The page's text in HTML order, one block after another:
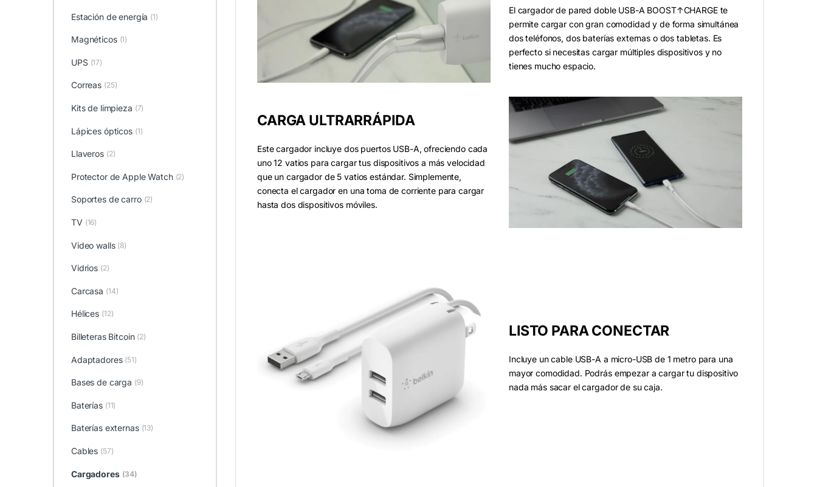
El cargador de pared doble USB-A BOOST↑CHARGE te
permite cargar con gran comodidad y de forma simultánea
dos teléfonos, dos baterías externas o dos tabletas. Es
perfecto si necesitas cargar múltiples dispositivos y no
tienes mucho espacio.
CARGA ULTRARRÁPIDA
Este cargador incluye dos puertos USB-A, ofreciendo cada
uno 12 vatios para cargar tus dispositivos a más velocidad
que un cargador de 5 vatios estándar. Simplemente,
conecta el cargador en una toma de corriente para cargar
hasta dos dispositivos móviles.
LISTO PARA CONECTAR
Incluye un cable USB-A a micro-USB de 1 metro para una
mayor comodidad. Podrás empezar a cargar tu dispositivo
nada más sacar el cargador de su caja.
Estación de energía (1)
Magnéticos (1)
UPS (17)
Correas (25)
Kits de limpieza (7)
Lápices ópticos (1)
Llaveros (2)
Protector de Apple Watch (2)
Soportes de carro (2)
TV (16)
Video walls (8)
Vidrios (2)
Carcasa (14)
Hélices (12)
Billeteras Bitcoin (2)
Adaptadores (51)
Bases de carga (9)
Baterías (11)
Baterías externas (13)
Cables (57)
Cargadores (34)